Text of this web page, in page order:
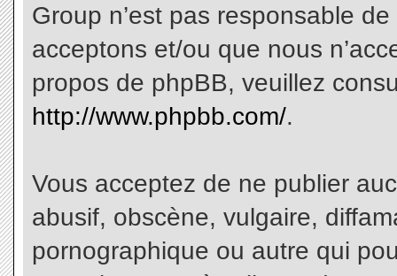
Group n’est pas responsable
acceptons et/ou que nous
propos de phpBB, veuillez
http://www.phpbb.com/.
Vous acceptez de ne publier
abusif, obscène, vulgaire,
pornographique ou autre qui